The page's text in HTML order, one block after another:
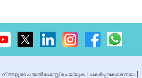
നിങ്ങളുടെ പരാതി പോസ്റ്റ് ചെയ്യുക
പകർപ്പവകാശ നയം